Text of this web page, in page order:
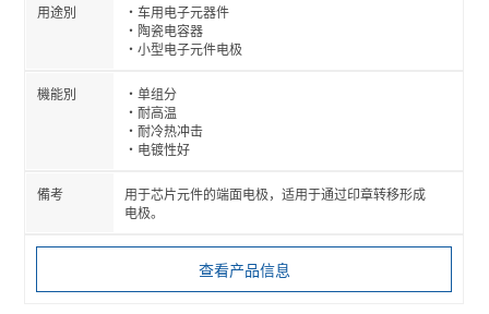
车用电子元器件
陶瓷电容器
小型电子元件电极
单组分
耐高温
耐冷热冲击
电镀性好
用于芯片元件的端面电极，适用于通过印章转移形成
电极。
查看产品信息